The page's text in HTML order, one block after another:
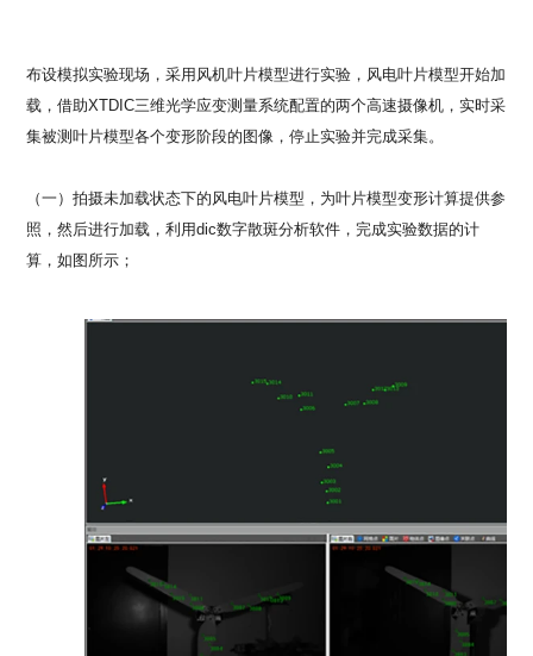
布设模拟实验现场，采用风机叶片模型进行实验，风电叶片模型开始加
载，借助XTDIC三维光学应变测量系统配置的两个高速摄像机，实时采
集被测叶片模型各个变形阶段的图像，停止实验并完成采集。
（一）拍摄未加载状态下的风电叶片模型，为叶片模型变形计算提供参
照，然后进行加载，利用dic数字散斑分析软件，完成实验数据的计
算，如图所示；